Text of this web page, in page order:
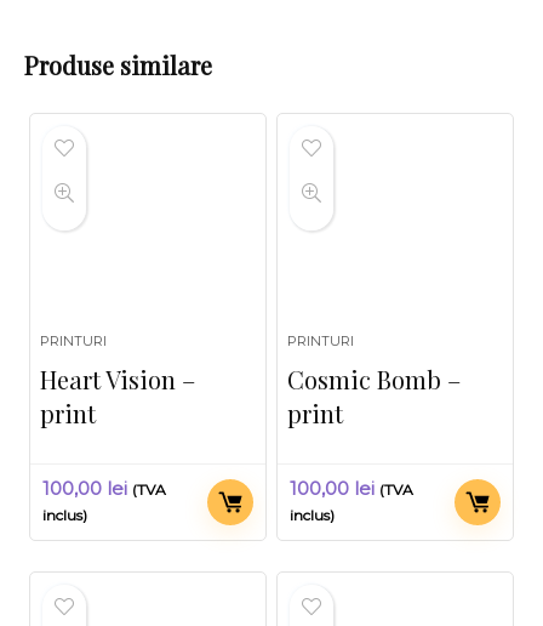
Produse similare
PRINTURI
Heart Vision –
print
100,00 lei (TVA
inclus)
PRINTURI
Cosmic Bomb –
print
100,00 lei (TVA
inclus)